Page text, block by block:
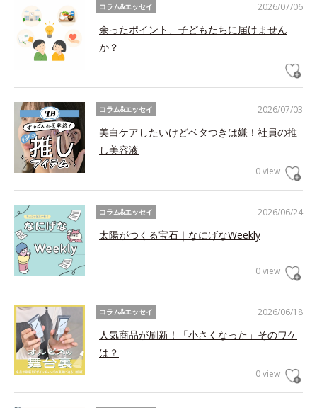
2026/07/06
コラム&エッセイ
余ったポイント、子どもたちに届けません
か？
2026/07/03
コラム&エッセイ
美白ケアしたいけどベタつきは嫌！社員の推
し美容液
0 view
2026/06/24
コラム&エッセイ
太陽がつくる宝石｜なにげなWeekly
0 view
2026/06/18
コラム&エッセイ
人気商品が刷新！「小さくなった」そのワケ
は？
0 view